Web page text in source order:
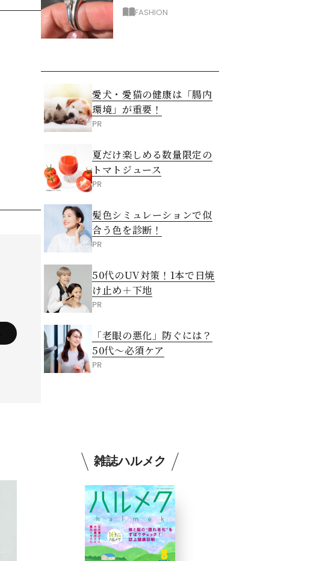
売る？50代が出し
FASHION
愛犬・愛猫の健康は「腸内
環境」が重要！
PR
夏だけ楽しめる数量限定の
トマトジュース
PR
髪色シミュレーションで似
合う色を診断！
PR
50代のUV対策！1本で日焼
け止め＋下地
PR
「老眼の悪化」防ぐには？
50代～必須ケア
PR
雑誌ハルメク